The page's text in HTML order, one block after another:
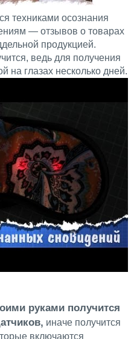
техниками осознания
— отзывов о товарах
продукцией.
ведь для получения
на глазах несколько дней.
руками получится
иначе получится
включаются